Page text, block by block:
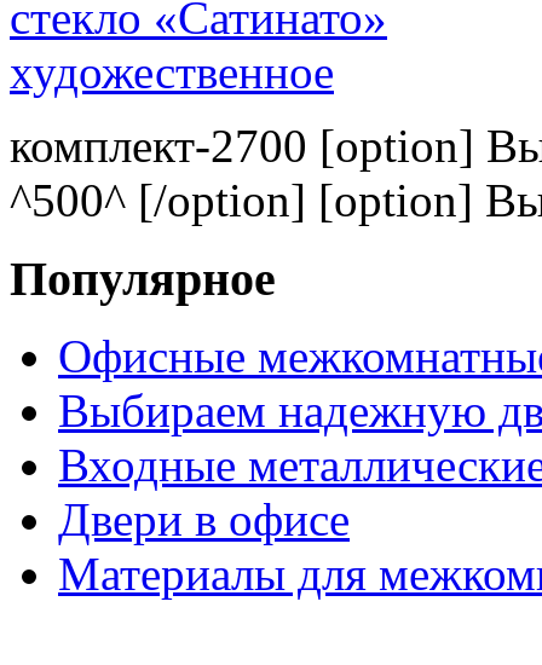
комплект-2700 [option]
^500^ [/option] [option]
Популярное
Офисные
Выбираем надежную
Входные
Двери в офисе
Материалы для